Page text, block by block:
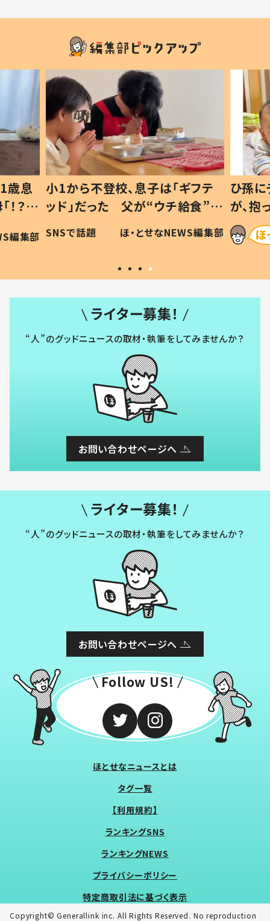
歳息
？」
編集部
小1から不登校、息子は「ギフテ
ッド」だった 父が“ウチ給食”を
作り続ける理由とは #令和の親
#令和の子
SNSで話題 ほ・とせなNEWS編集部
ひ孫
が、
「涙が
い」
ライター募集！
“人”のグッドニュースの取材・執筆をしてみませんか？
お問い合わせページへ
ライター募集！
“人”のグッドニュースの取材・執筆をしてみませんか？
お問い合わせページへ
Follow US!
ほとせなニュースとは
タグ一覧
【利用規約】
ランキングSNS
ランキングNEWS
プライバシーポリシー
特定商取引法に基づく表示
Copyright© Generallink inc. All Rights Reserved. No reproduction